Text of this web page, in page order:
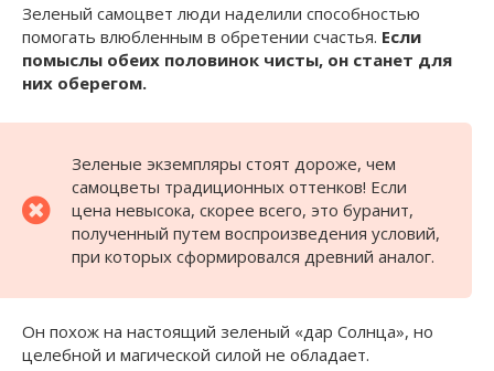
Зеленый самоцвет люди наделили способностью
помогать влюбленным в обретении счастья. Если
помыслы обеих половинок чисты, он станет для
них оберегом.
Зеленые экземпляры стоят дороже, чем
самоцветы традиционных оттенков! Если
цена невысока, скорее всего, это буранит,
полученный путем воспроизведения условий,
при которых сформировался древний аналог.
Он похож на настоящий зеленый «дар Солнца», но
целебной и магической силой не обладает.